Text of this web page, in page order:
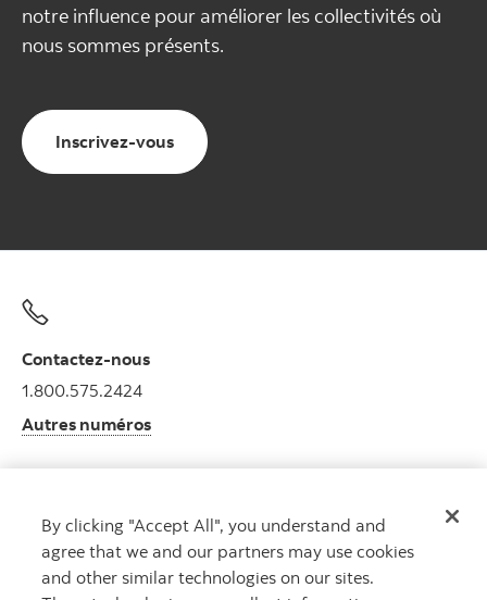
notre influence pour améliorer les collectivités où
nous sommes présents.
Inscrivez-vous
Contactez-nous
1.800.575.2424
Autres numéros
Obtenir des conseils
Rencontrez un conseiller.
Prenez rendez-vous
By clicking "Accept All", you understand and
agree that we and our partners may use cookies
and other similar technologies on our sites.